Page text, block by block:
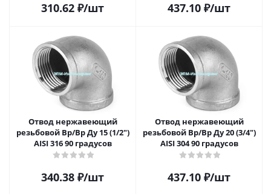
310.62 ₽/шт 437.10 ₽/шт
Отвод нержавеющий
резьбовой Вр/Вр Ду 15 (1/2")
AISI 316 90 градусов
340.38 ₽/шт
Отвод нержавеющий
резьбовой Вр/Вр Ду 20 (3/4")
AISI 304 90 градусов
437.10 ₽/шт